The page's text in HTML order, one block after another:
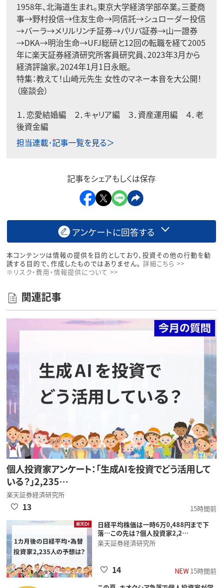
1958年、北海道生まれ。東京大学経済学部卒業。三菱商
事→野村投信→住友生命→同信託→シュローダー投信
→バーラ→メリルリンチ証券→パリバ証券→山一證券
→DKA→明治生命→UFJ総研と12回の転職を経て2005
年に楽天証券経済研究所客員研究員、2023年3月から
経済評論家。2024年1月1日永眠。
特集：教えて！山崎元先生 女性のマネー本音を大公開！
（座談会）
１． 恋愛結婚編 ２．キャリア編 ３． 資産運用編 ４．老
後資金編
担当連載･記事一覧を見る＞
記事をシェアもしくは保存
アンケートに回答する
本コンテンツは情報の提供を目的としており、投資その他の行動を勧
誘する目的で、作成したものではありません。 詳細こちら >>
※リスク・費用・情報提供について >>
関連記事
個人投資家アンケート：「生成AIを投資でどう活用して
いる？」2,235…
楽天証券経済研究所
15時間前
13
日経平均株価は一時6万0,488円まで下
落…この先は？個人投資家2,2…
楽天証券経済研究所
NEW15時間前
14